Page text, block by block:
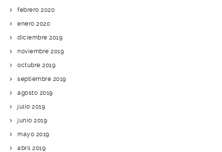
febrero 2020
enero 2020
diciembre 2019
noviembre 2019
octubre 2019
septiembre 2019
agosto 2019
julio 2019
junio 2019
mayo 2019
abril 2019